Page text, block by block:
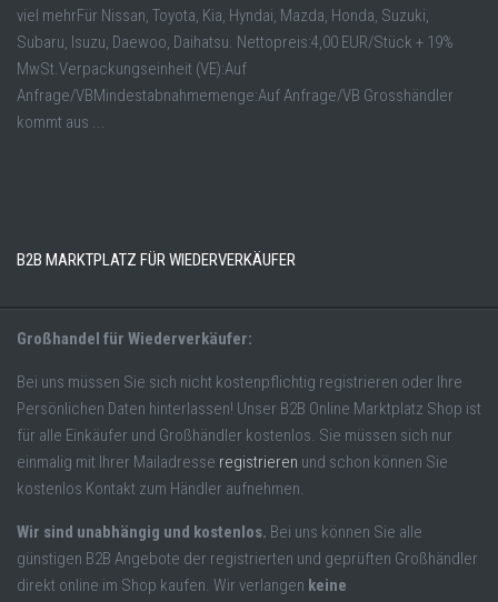
viel mehrFür Nissan, Toyota, Kia, Hyndai, Mazda, Honda, Suzuki,
Subaru, Isuzu, Daewoo, Daihatsu. Nettopreis:4,00 EUR/Stück + 19%
MwSt.Verpackungseinheit (VE):Auf
Anfrage/VBMindestabnahmemenge:Auf Anfrage/VB Grosshändler
kommt aus ...
B2B MARKTPLATZ FÜR WIEDERVERKÄUFER
Großhandel für Wiederverkäufer:
Bei uns müssen Sie sich nicht kostenpflichtig registrieren oder Ihre
Persönlichen Daten hinterlassen! Unser B2B Online Marktplatz Shop ist
für alle Einkäufer und Großhändler kostenlos. Sie müssen sich nur
einmalig mit Ihrer Mailadresse registrieren und schon können Sie
kostenlos Kontakt zum Händler aufnehmen.
Wir sind unabhängig und kostenlos. Bei uns können Sie alle
günstigen B2B Angebote der registrierten und geprüften Großhändler
direkt online im Shop kaufen. Wir verlangen keine